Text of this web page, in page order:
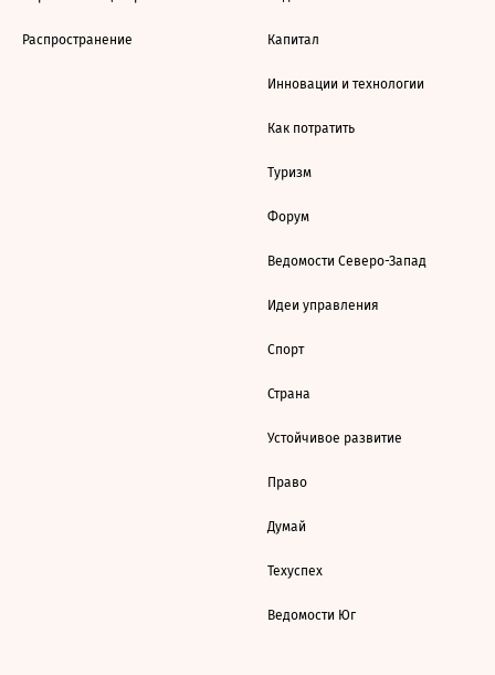
Распространение Капитал
Инновации и технологии
Как потратить
Туризм
Форум
Ведомости Северо-Запад
Идеи управления
Спорт
Страна
Устойчивое развитие
Право
Думай
Техуспех
Ведомости Юг